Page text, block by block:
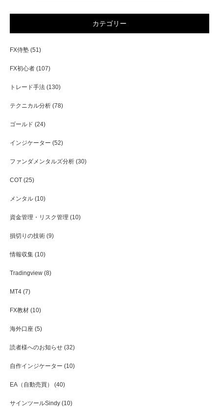
カテゴリー
FX侍塾 (51)
FX初心者 (107)
トレード手法 (130)
テクニカル分析 (78)
ゴールド (24)
インジケーター (52)
ファンダメンタルズ分析 (30)
COT (25)
メンタル (10)
資金管理・リスク管理 (10)
損切りの技術 (9)
情報収集 (10)
Tradingview (8)
MT4 (7)
FX教材 (10)
海外口座 (5)
読者様へのお知らせ (32)
自作インジケーター (10)
EA（自動売買） (40)
サインツールSindy (10)